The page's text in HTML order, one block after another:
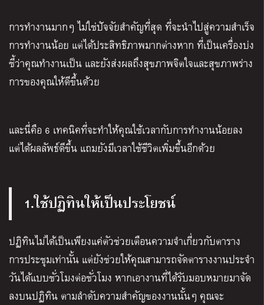
การทำงานมากๆ ไม่ใช่ปัจจัยสำคัญที่สุด ที่จะนำไปสู่ความสำเร็จ
การทำงานน้อย แต่ได้ประสิทธิภาพมากต่างหาก ที่เป็นเครื่องบ่ง
ชี้ว่าคุณทำงานเป็น และยังส่งผลถึงสุขภาพจิตใจและสุขภาพร่าง
การของคุณให้ดีขึ้นด้วย
และนี่คือ 6 เทคนิคที่จะทำให้คุณใช้เวลากับการทำงานน้อยลง
แต่ได้ผลลัพธ์ดีขึ้น แถมยังมีเวลาใช้ชีวิตเพิ่มขึ้นอีกด้วย
1.ใช้ปฏิทินให้เป็นประโยชน์
ปฏิทินไม่ได้เป็นเพียงแค่ตัวช่วยเตือนความจำเกี่ยวกับตาราง
การประชุมเท่านั้น แต่ยังช่วยให้คุณสามารถจัดตารางงานประจำ
วันได้แบบชั่วโมงต่อชั่วโมง หากเอางานที่ได้รับมอบหมายมาจัด
ลงบนปฏิทิน ตามลำดับความสำคัญของงานนั้นๆ คุณจะ